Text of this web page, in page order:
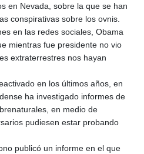
en Nevada, sobre la que se han
conspirativas sobre los ovnis.
en las redes sociales, Obama
mientras fue presidente no vio
extraterrestres nos hayan
en los últimos años, en
ha investigado informes de
en medio de
pudiesen estar probando
publicó un informe en el que